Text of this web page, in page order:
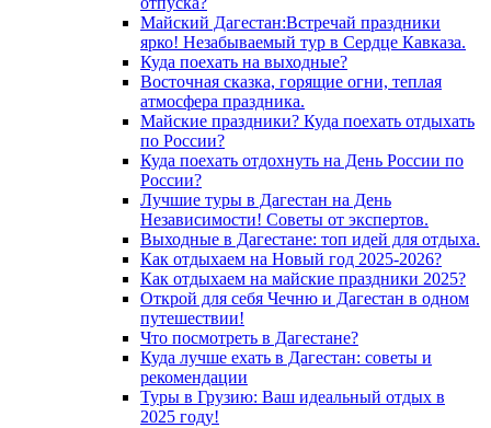
Майский Дагестан:Встречай праздники
ярко! Незабываемый тур в Сердце Кавказа.
Куда поехать на выходные?
Восточная сказка, горящие огни, теплая
атмосфера праздника.
Майские праздники? Куда поехать отдыхать
по России?
Куда поехать отдохнуть на День России по
России?
Лучшие туры в Дагестан на День
Независимости! Советы от экспертов.
Выходные в Дагестане: топ идей для отдыха.
Как отдыхаем на Новый год 2025-2026?
Как отдыхаем на майские праздники 2025?
Открой для себя Чечню и Дагестан в одном
путешествии!
Что посмотреть в Дагестане?
Куда лучше ехать в Дагестан: советы и
рекомендации
Туры в Грузию: Ваш идеальный отдых в
2025 году!